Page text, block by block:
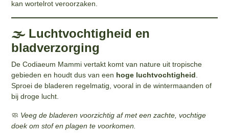
kan wortelrot veroorzaken.
🌫️ Luchtvochtigheid en
bladverzorging
De Codiaeum Mammi vertakt komt van nature uit tropische
gebieden en houdt dus van een hoge luchtvochtigheid
Sproei de bladeren regelmatig, vooral in de wintermaanden of
bij droge lucht.
🧼 Veeg de bladeren voorzichtig af met een zachte, vochtige
doek om stof en plagen te voorkomen.